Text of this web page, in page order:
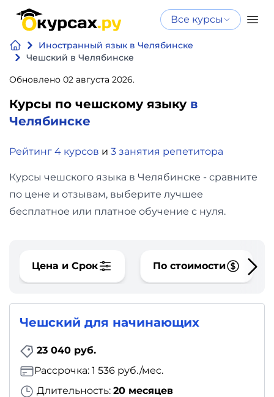
Все курсы
Иностранный язык в Челябинске
Чешский в Челябинске
Обновлено 02 августа 2026.
Курсы по чешскому языку в
Челябинске
Рейтинг 4 курсов и 3 занятия репетитора
Курсы чешского языка в Челябинске - сравните
по цене и отзывам, выберите лучшее
бесплатное или платное обучение с нуля.
Цена и Срок По стоимости
Чешский для начинающих
23 040 руб.
Длительность: 20 месяцев
Рассрочка: 1 536 руб./мес.
Нейросеть
и ИИ
Программирование
Бизнес
финансы
Дизайн
фото,
Маркетинг
Иностранный
язык
Нейросеть и ИИ
интеллекту